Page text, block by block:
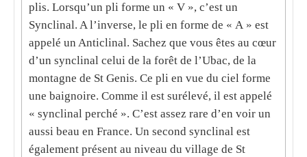
plis. Lorsqu’un pli forme un « V », c’est un
Synclinal. A l’inverse, le pli en forme de « A » est
appelé un Anticlinal. Sachez que vous êtes au cœur
d’un synclinal celui de la forêt de l’Ubac, de la
montagne de St Genis. Ce pli en vue du ciel forme
une baignoire. Comme il est surélevé, il est appelé
« synclinal perché ». C’est assez rare d’en voir un
aussi beau en France. Un second synclinal est
également présent au niveau du village de St